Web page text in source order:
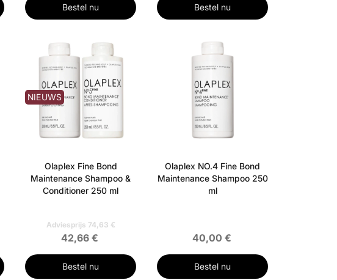
Bestel nu Bestel nu
NIEUWS
Olaplex Fine Bond
Maintenance Shampoo &
Conditioner 250 ml
Adviesprijs 74,63 €
42,66 €
Bestel nu
Olaplex NO.4 Fine Bond
Maintenance Shampoo 250
ml
40,00 €
Bestel nu